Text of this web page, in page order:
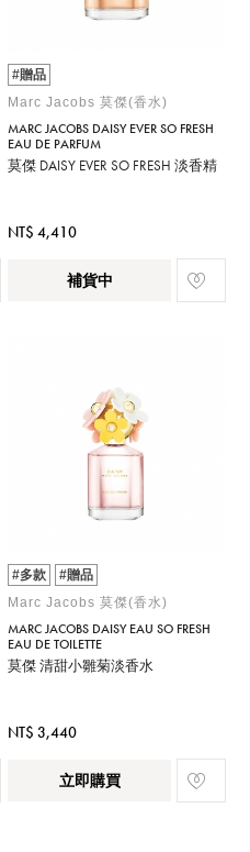
#贈品
Marc Jacobs 莫傑(香水)
MARC JACOBS DAISY EVER SO FRESH
EAU DE PARFUM
莫傑 DAISY EVER SO FRESH 淡香精
NT$ 4,410
補貨中
#多款
#贈品
Marc Jacobs 莫傑(香水)
MARC JACOBS DAISY EAU SO FRESH
EAU DE TOILETTE
莫傑 清甜小雛菊淡香水
NT$ 3,440
立即購買